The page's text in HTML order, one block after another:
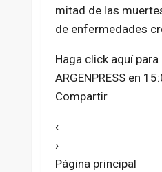
mitad de las
de enfermedades
Haga click aquí
ARGENPRESS en
Compartir
‹
›
Página principal